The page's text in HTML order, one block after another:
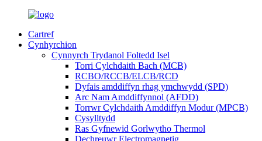
Cartref
Cynhyrchion
Cynnyrch Trydanol Foltedd Isel
Torri Cylchdaith Bach (MCB)
RCBO/RCCB/ELCB/RCD
Dyfais amddiffyn rhag ymchwydd (SPD)
Arc Nam Amddiffynnol (AFDD)
Torrwr Cylchdaith Amddiffyn Modur (MPCB)
Cysylltydd
Ras Gyfnewid Gorlwytho Thermol
Dechreuwr Electromagnetig